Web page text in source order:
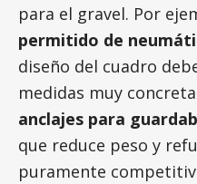
para el gravel. Por
permitido de
diseño del cuadro
medidas muy
anclajes para
que reduce peso y
puramente